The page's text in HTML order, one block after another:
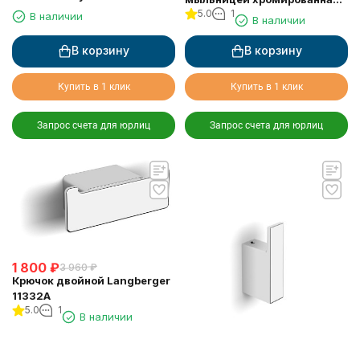
11351FВ наличии
В корзину
Купить в 1 клик
Запрос счета для юрлиц
универсальная к стене 52 см
5.0 1
В наличии
В корзину
Купить в 1 клик
Запрос счета для юрлиц
1 800 ₽3 960 ₽
Крючок двойной Langberger
11332A
5.0 1
В наличии